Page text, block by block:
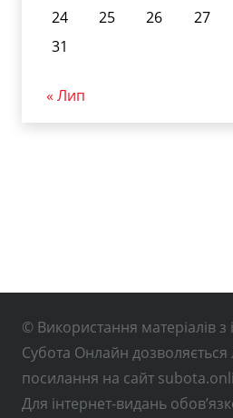
24
25 26 27
31
« Лип
© Використання матеріалів з
Субота Онлайн
посилання на сайт
Для інтернет-видань